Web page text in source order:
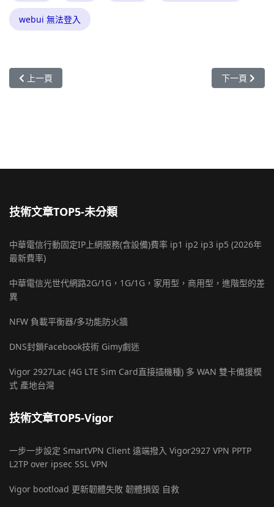
webui 無法登入
上一篇文章: 遠端撥入使用者如何利用OpenVPN撥入Vigor路由器
上一頁 下一篇文章:
下一頁
技術文章TOP5-未分類
中華電信行動固定IP上網服務(含設備)費率 ip1 ip2 ip3 ip5 (2026年
最新費率)
中華電信光世代網路2G/1G，1G/1G，家用型，商用型，進階型的差
異
NFW 負載平衡器/多功能防火牆
DNS封鎖Facebook技術 Gimy劇迷
Vigor 2927Lac (4G LTE Sim Card直接插機種) 多 WAN 雙卡備援模
式 產地台灣
技術文章TOP5-Vigor
一步一步設定 SmartVPN Client 遠端撥入 Vigor2927 VPN PPTP
L2TP over ipsec SSL VPN
Vigor bootload 更新韌體失敗 韌體損毀 自救